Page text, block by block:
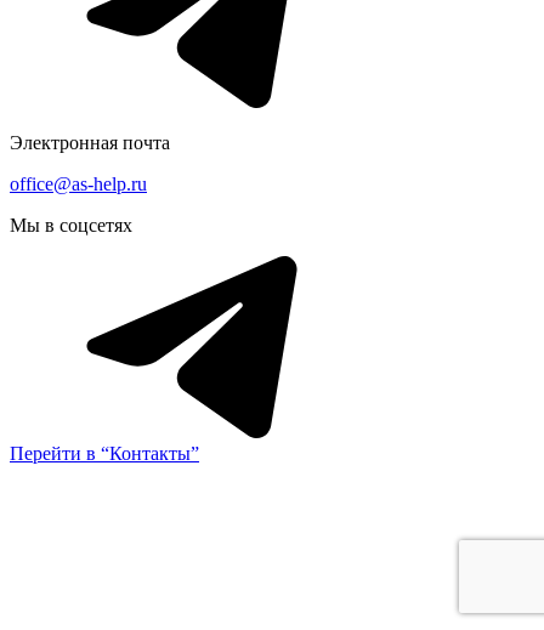
Электронная почта
office@as-help.ru
Мы в соцсетях
Перейти в “Контакты”